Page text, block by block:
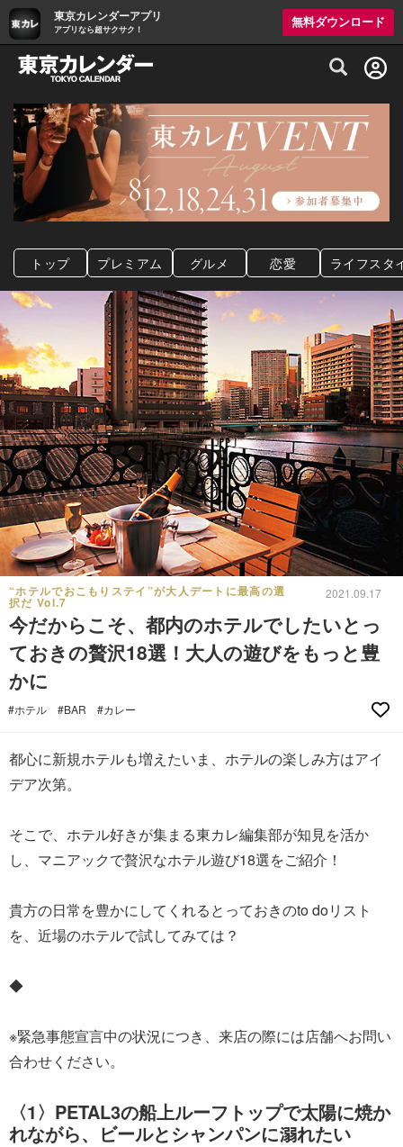
東京カレンダーアプリ
アプリなら超サクサク！
無料ダウンロード
グルメ情報・プレミアムレストラン予約
トップ プレミアム グルメ 恋愛 ライフスタ
“ホテルでおこもりステイ”が大人デートに最高の選
択だ Vol.7
2021.09.17
今だからこそ、都内のホテルでしたいとっ
ておきの贅沢18選！大人の遊びをもっと豊
かに
#ホテル #BAR #カレー
都心に新規ホテルも増えたいま、ホテルの楽しみ方はアイ
デア次第。
そこで、ホテル好きが集まる東カレ編集部が知見を活か
し、マニアックで贅沢なホテル遊び18選をご紹介！
貴方の日常を豊かにしてくれるとっておきのto doリスト
を、近場のホテルで試してみては？
◆
※緊急事態宣言中の状況につき、来店の際には店舗へお問い
合わせください。
〈1〉PETAL3の船上ルーフトップで太陽に焼か
れながら、ビールとシャンパンに溺れたい